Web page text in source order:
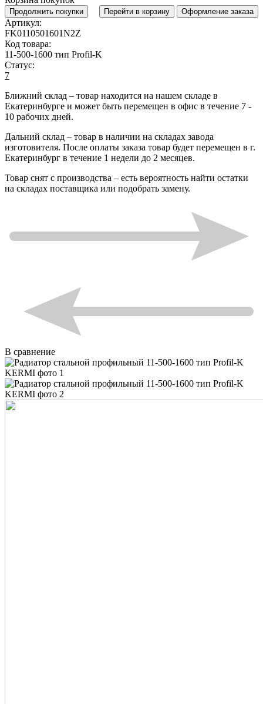
Продолжить покупки Перейти в корзину Оформление заказа
Артикул:
FK0110501601N2Z
Код товара:
11-500-1600 тип Profil-K
Статус:
7
Ближний склад – товар находится на нашем складе в
Екатеринбурге и может быть перемещен в офис в течение 7 -
10 рабочих дней.
Дальний склад – товар в наличии на складах завода
изготовителя. После оплаты заказа товар будет перемещен в г.
Екатеринбург в течение 1 недели до 2 месяцев.
Товар снят с производства – есть вероятность найти остатки
на складах поставщика или подобрать замену.
В сравнение